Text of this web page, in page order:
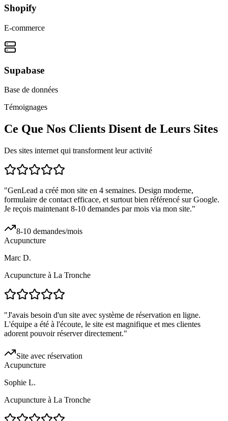
Shopify
E-commerce
Supabase
Base de données
Témoignages
Ce Que Nos Clients Disent de Leurs Sites
Des sites internet qui transforment leur activité
"GenLead a créé mon site en 4 semaines. Design moderne,
formulaire de contact efficace, et surtout bien référencé sur Google.
Je reçois maintenant 8-10 demandes par mois via mon site."
8-10 demandes/mois
Acupuncture
Marc D.
Acupuncture à La Tronche
"J'avais besoin d'un site avec système de réservation en ligne.
L'équipe a été à l'écoute, le site est magnifique et mes clientes
adorent pouvoir réserver directement."
Site avec réservation
Acupuncture
Sophie L.
Acupuncture à La Tronche